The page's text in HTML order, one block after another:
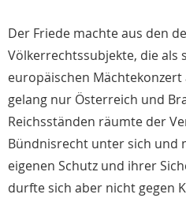
Der Friede machte aus den
Völkerrechtssubjekte, die als
europäischen
gelang nur Österreich und
Reichsständen räumte der
Bündnisrecht unter sich und
eigenen Schutz und ihrer
durfte sich aber nicht gegen